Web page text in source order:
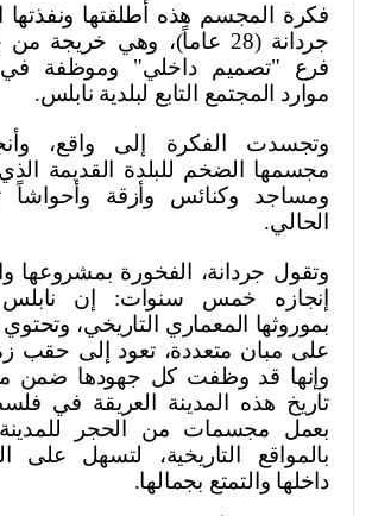
فكرة المجسم هذه أطلقتها ونفذتها
جردانة (28 عاماً)، وهي خريجة
فرع "تصميم داخلي" وموظفة في
موارد المجتمع التابع لبلدية نابلس.
وتجسدت الفكرة إلى واقع،
مجسمها الضخم للبلدة القديمة
ومساجد وكنائس وأزقة وأحواشاً
الحالي.
وتقول جردانة، الفخورة بمشروعها
إنجازه خمس سنوات: إن نابلس
بموروثها المعماري التاريخي، وتحتوي
على مبان متعددة، تعود إلى حقب
وإنها قد وظفت كل جهودها ضمن
تاريخ هذه المدينة العريقة في
بعمل مجسمات من الحجر
بالمواقع التاريخية، لتسهل على
داخلها والتمتع بجمالها.